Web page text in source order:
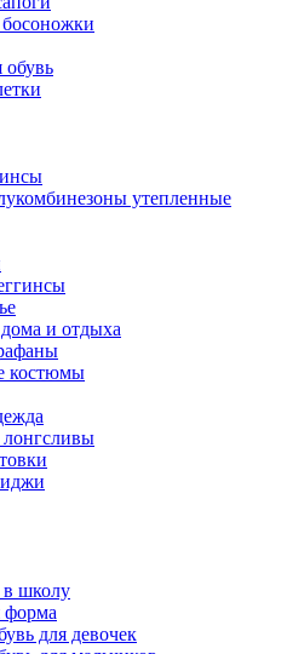
обувь
утепленные
и отдыха
костюмы
в школу
форма
для девочек